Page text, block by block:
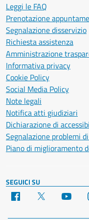
Leggi le FAQ
Prenotazione
Segnalazione disservizio
Richiesta assistenza
Amministrazione
Informativa privacy
Cookie Policy
Social Media Policy
Note legali
Notifica atti giudiziari
Dichiarazione di
Segnalazione problemi
Piano di miglioramento
SEGUICI SU
Facebook